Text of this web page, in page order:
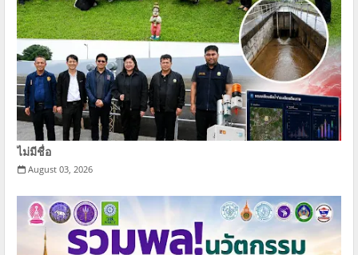
ไม่มีชื่อ
August 03, 2026